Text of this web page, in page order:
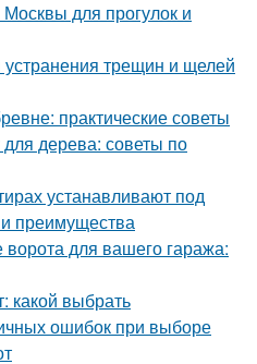
для прогулок и
трещин и щелей
практические советы
дерева: советы по
устанавливают под
преимущества
для вашего гаража:
какой выбрать
ошибок при выборе